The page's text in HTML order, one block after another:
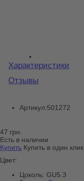
Характеристики
Отзывы
Артикул:501272
47 грн.
Есть в наличии
Купить Купить в один клик
Цвет:
Цоколь: GU5.3